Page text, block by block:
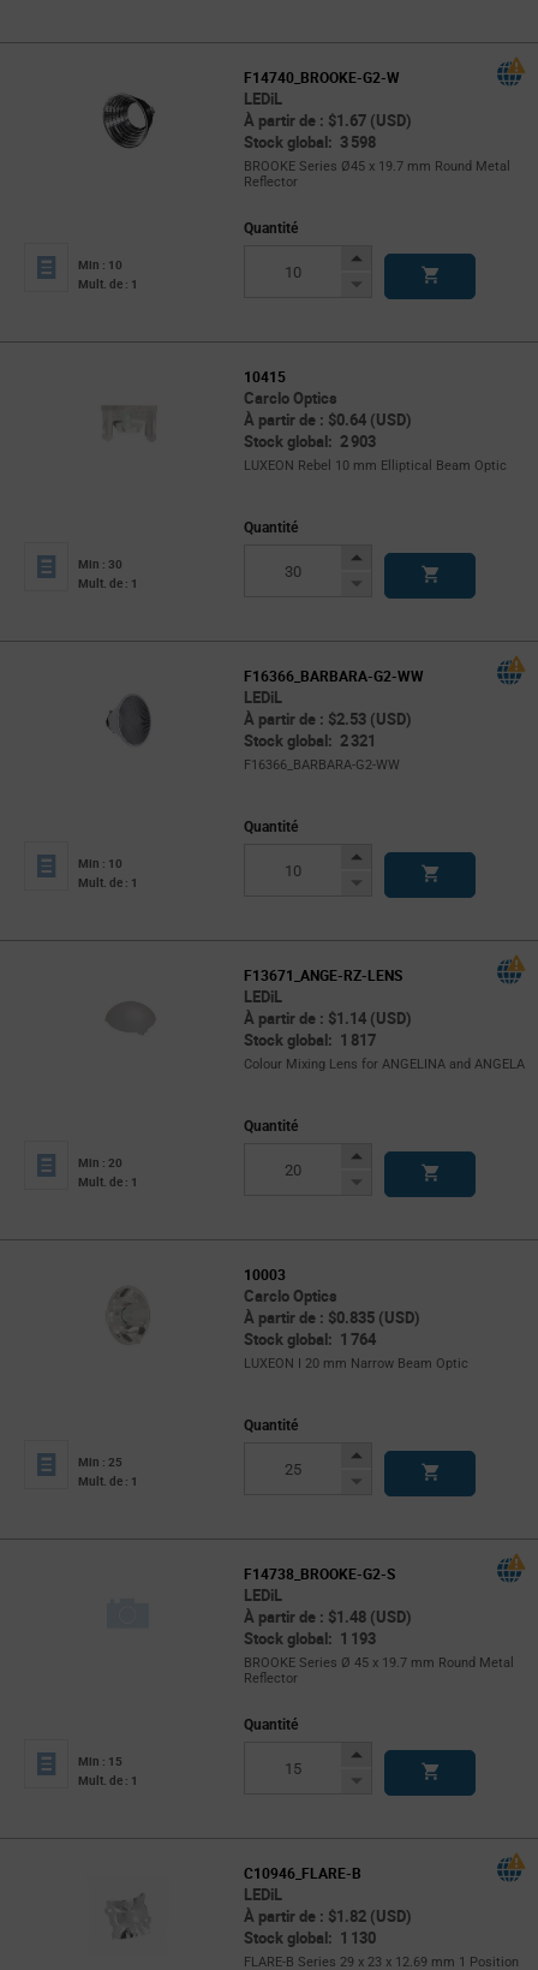
F14740_BROOKE-G2-W
LEDiL
À partir de : $1.67 (USD)
Stock global: 3 598
BROOKE Series Ø45 x 19.7 mm Round Metal
Reflector
Min : 10
Mult. de : 1
Quantité
Increase
Decrease
10415
Carclo Optics
À partir de : $0.64 (USD)
Stock global: 2 903
LUXEON Rebel 10 mm Elliptical Beam Optic
Min : 30
Mult. de : 1
Quantité
Increase
Decrease
F16366_BARBARA-G2-WW
LEDiL
À partir de : $2.53 (USD)
Stock global: 2 321
F16366_BARBARA-G2-WW
Min : 10
Mult. de : 1
Quantité
Increase
Decrease
F13671_ANGE-RZ-LENS
LEDiL
À partir de : $1.14 (USD)
Stock global: 1 817
Colour Mixing Lens for ANGELINA and ANGELA
Min : 20
Mult. de : 1
Quantité
Increase
Decrease
10003
Carclo Optics
À partir de : $0.835 (USD)
Stock global: 1 764
LUXEON I 20 mm Narrow Beam Optic
Min : 25
Mult. de : 1
Quantité
Increase
Decrease
F14738_BROOKE-G2-S
LEDiL
À partir de : $1.48 (USD)
Stock global: 1 193
BROOKE Series Ø 45 x 19.7 mm Round Metal
Reflector
Min : 15
Mult. de : 1
Quantité
Increase
Decrease
C10946_FLARE-B
LEDiL
À partir de : $1.82 (USD)
Stock global: 1 130
FLARE-B Series 29 x 23 x 12.69 mm 1 Position